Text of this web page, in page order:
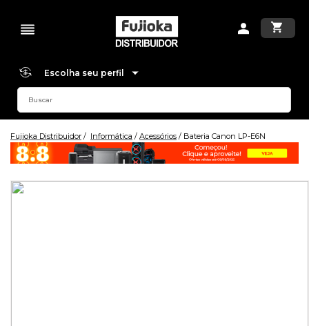
Escolha seu perfil
Fujioka Distribuidor Informática Acessórios Bateria Canon LP-E6N